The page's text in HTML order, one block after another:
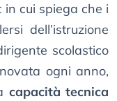
cui spiega che i
dell’istruzione
scolastico
ogni anno,
capacità tecnica